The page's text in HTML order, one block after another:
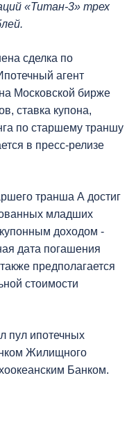
«Титан-3» трех
сделка по
агент
Московской бирже
ставка купона,
по старшему траншу
в пресс-релизе
транша А достиг
младших
доходом -
дата погашения
предполагается
стоимости
пул ипотечных
Жилищного
Банком.